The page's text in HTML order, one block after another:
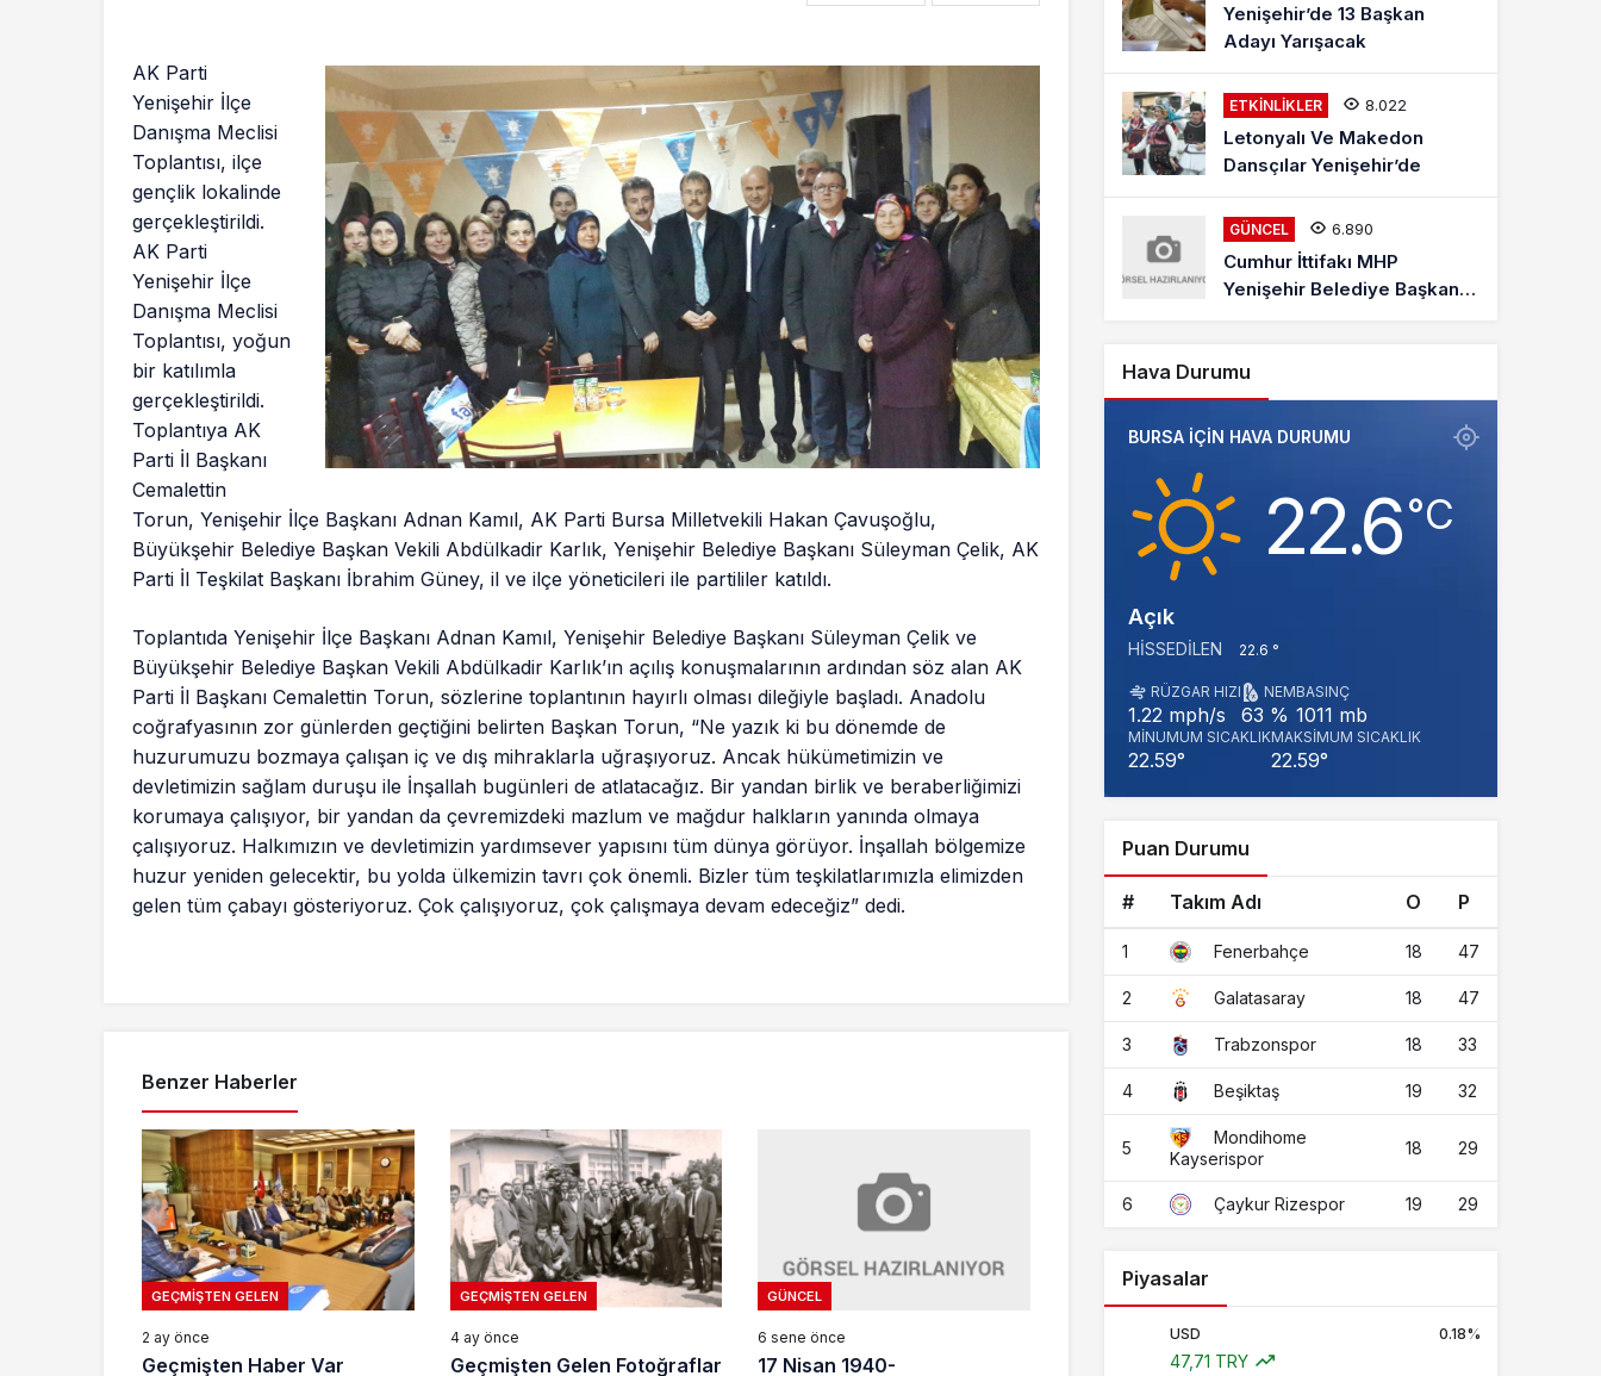
AK Parti
Yenişehir İlçe
Danışma Meclisi
Toplantısı, ilçe
gençlik lokalinde
gerçekleştirildi.
AK Parti
Yenişehir İlçe
Danışma Meclisi
Toplantısı, yoğun
bir katılımla
gerçekleştirildi.
Toplantıya AK
Parti İl Başkanı
Cemalettin
Torun, Yenişehir İlçe Başkanı Adnan Kamıl, AK Parti Bursa Milletvekili Hakan Çavuşoğlu,
Büyükşehir Belediye Başkan Vekili Abdülkadir Karlık, Yenişehir Belediye Başkanı Süleyman Çelik, AK
Parti İl Teşkilat Başkanı İbrahim Güney, il ve ilçe yöneticileri ile partililer katıldı.
Toplantıda Yenişehir İlçe Başkanı Adnan Kamıl, Yenişehir Belediye Başkanı Süleyman Çelik ve
Büyükşehir Belediye Başkan Vekili Abdülkadir Karlık’ın açılış konuşmalarının ardından söz alan AK
Parti İl Başkanı Cemalettin Torun, sözlerine toplantının hayırlı olması dileğiyle başladı. Anadolu
coğrafyasının zor günlerden geçtiğini belirten Başkan Torun, “Ne yazık ki bu dönemde de
huzurumuzu bozmaya çalışan iç ve dış mihraklarla uğraşıyoruz. Ancak hükümetimizin ve
devletimizin sağlam duruşu ile İnşallah bugünleri de atlatacağız. Bir yandan birlik ve beraberliğimizi
korumaya çalışıyor, bir yandan da çevremizdeki mazlum ve mağdur halkların yanında olmaya
çalışıyoruz. Halkımızın ve devletimizin yardımsever yapısını tüm dünya görüyor. İnşallah bölgemize
huzur yeniden gelecektir, bu yolda ülkemizin tavrı çok önemli. Bizler tüm teşkilatlarımızla elimizden
gelen tüm çabayı gösteriyoruz. Çok çalışıyoruz, çok çalışmaya devam edeceğiz” dedi.
Benzer Haberler
GEÇMIŞTEN GELEN
2 ay önce
Geçmişten Haber Var
GEÇMIŞTEN GELEN
4 ay önce
Geçmişten Gelen Fotoğraflar
GÜNCEL
6 sene önce
17 Nisan 1940-
Yenişehir’de 13 Başkan
Adayı Yarışacak
ETKINLIKLER 8.022
Letonyalı Ve Makedon
Dansçılar Yenişehir’de
GÜNCEL 6.890
Cumhur İttifakı MHP
Yenişehir Belediye Başkan
Hava Durumu
BURSA IÇIN HAVA DURUMU
22.6‎°C
Açık
HISSEDILEN 22.6 °
RÜZGAR HIZI
1.22 mph/s
NEM
63 %
BASINÇ
1011 mb
MINUMUM SICAKLIK
22.59°
MAKSIMUM SICAKLIK
22.59°
Puan Durumu
# Takım Adı O P
1 Fenerbahçe 18 47
2 Galatasaray 18 47
3 Trabzonspor 18 33
4 Beşiktaş 19 32
5
Mondihome
Kayserispor
18 29
6 Çaykur Rizespor 19 29
Piyasalar
USD 0.18%
47,71 TRY